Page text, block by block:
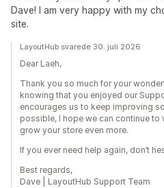
Dave! I am very happy with my
site.
LayoutHub svarede 30. juli 2026
Dear Laeh,
Thank you so much for your
knowing that you enjoyed our
encourages us to keep improving
possible, I hope we can continue to
grow your store even more.
If you ever need help again, don’t
Best regards,
Dave | LayoutHub Support Team